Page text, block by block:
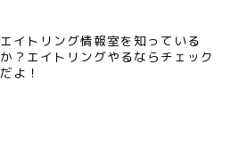
エイトリング情報室を知っている
か？エイトリングやるならチェック
だよ！